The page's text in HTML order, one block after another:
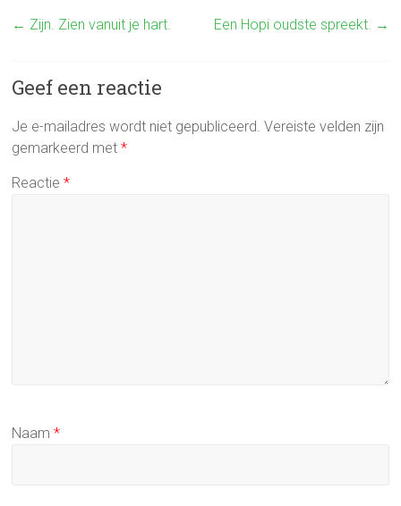
ce
o
ok
tt
e
← Zijn. Zien vanuit je hart. Een Hopi oudste spreekt. →
Geef een reactie
Je e-mailadres wordt niet gepubliceerd. Vereiste velden zijn
gemarkeerd met*
Reactie*
Naam*